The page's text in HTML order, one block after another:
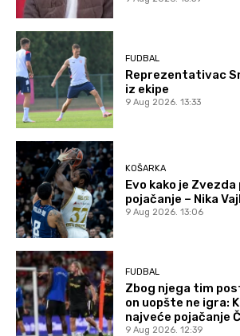
FUDBAL
Reprezentativac
iz ekipe
9 Aug 2026. 13:33
KOŠARKA
Evo kako je
pojačanje – Nika
9 Aug 2026. 13:06
FUDBAL
Zbog njega tim
on uopšte ne igra:
najveće pojačanje
9 Aug 2026. 12:39